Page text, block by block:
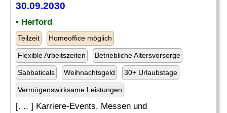
30.09.2030
• Herford
Teilzeit Homeoffice möglich
Flexible Arbeitszeiten Betriebliche Altersvorsorge
Sabbaticals Weihnachtsgeld 30+ Urlaubstage
Vermögenswirksame Leistungen
[. .. ] Karriere-Events, Messen und